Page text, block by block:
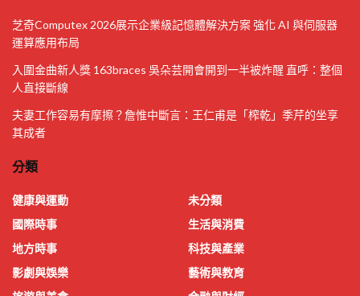
芝奇Computex 2026展示企業級記憶體解決方案 強化 AI 與伺服器
運算應用布局
入圍金曲新人獎 163braces 吳朵芸開會開到一半被炸醒 直呼：整個
人直接斷線
夫妻工作容易有摩擦？詹惟中斷言：王仁甫是「榨乾」季芹的坐享
其成者
分類
健康與運動
國際時事
地方時事
影劇與娛樂
未分類
生活與消費
科技與產業
藝術與教育